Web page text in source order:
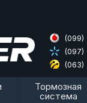
(099)
(097)
(063)
Тормозная
система